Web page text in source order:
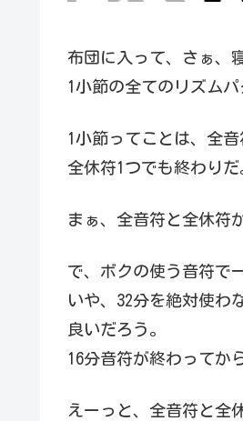
布団に入って、さぁ、
1小節の全てのリズム
1小節ってことは、全音
全休符1つでも終わりだ
まぁ、全音符と全休符
で、ボクの使う音符で
いや、32分を絶対使わ
良いだろう。
16分音符が終わってか
えーっと、全音符と全